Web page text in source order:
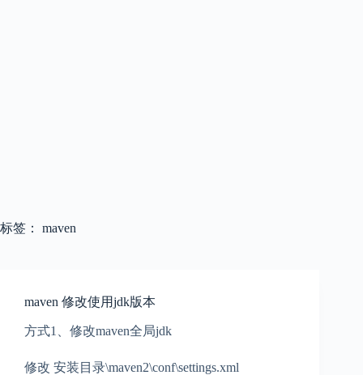
标签： maven
maven 修改使用jdk版本
方式1、修改maven全局jdk
修改 安装目录\maven2\conf\settings.xml